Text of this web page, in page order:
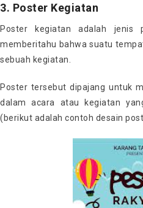
3. Poster Kegiatan
Poster kegiatan adalah jenis
memberitahu bahwa suatu
sebuah kegiatan.
Poster tersebut dipajang untuk
dalam acara atau kegiatan
(berikut adalah contoh desain